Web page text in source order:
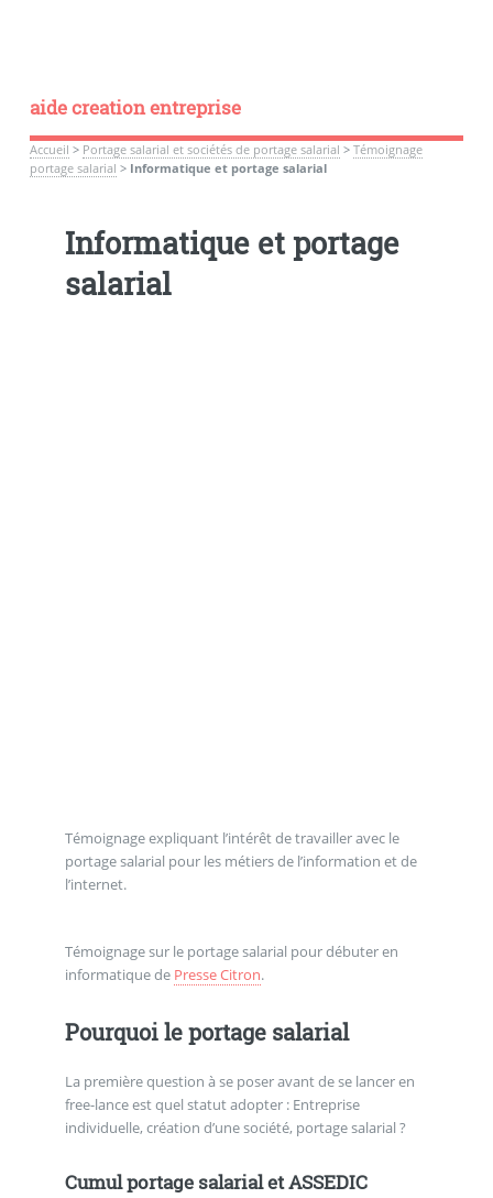
aide creation entreprise
Accueil > Portage salarial et sociétés de portage salarial > Témoignage
portage salarial > Informatique et portage salarial
Informatique et portage
salarial
Témoignage expliquant l’intérêt de travailler avec le
portage salarial pour les métiers de l’information et de
l’internet.
Témoignage sur le portage salarial pour débuter en
informatique de Presse Citron.
Pourquoi le portage salarial
La première question à se poser avant de se lancer en
free-lance est quel statut adopter : Entreprise
individuelle, création d’une société, portage salarial ?
Cumul portage salarial et ASSEDIC